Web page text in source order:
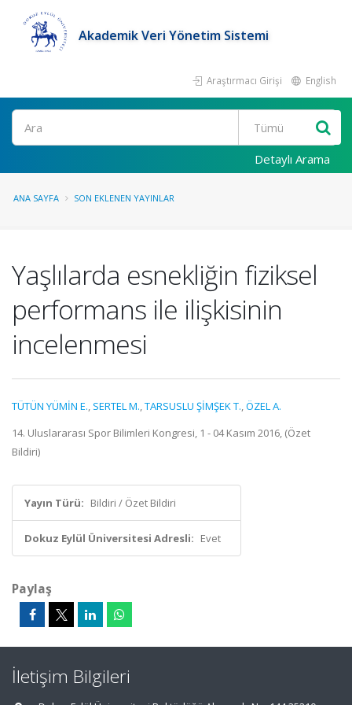
Akademik Veri Yönetim Sistemi
Araştırmacı Girişi English
Ara
Detaylı Arama
ANA SAYFA SON EKLENEN YAYINLAR
Yaşlılarda esnekliğin fiziksel
performans ile ilişkisinin
incelenmesi
TÜTÜN YÜMİN E., SERTEL M.,TARSUSLU ŞİMŞEK T.,ÖZEL A.
14. Uluslararası Spor Bilimleri Kongresi, 1 - 04 Kasım 2016, (Özet
Bildiri)
Yayın Türü: Bildiri / Özet Bildiri
Dokuz Eylül Üniversitesi Adresli: Evet
Paylaş
İletişim Bilgileri